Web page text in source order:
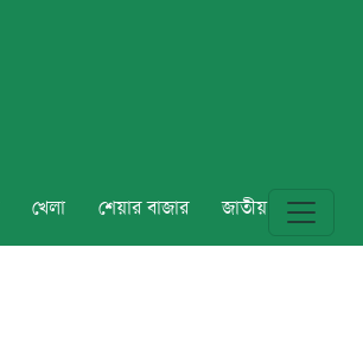
খেলা শেয়ার বাজার জাতীয় বিশ্ব